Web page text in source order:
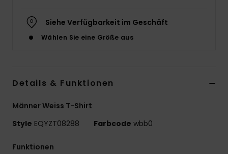
Siehe Verfügbarkeit im Geschäft
Wählen Sie eine Größe aus
Details & Funktionen
Männer Weiss T-Shirt
Style EQYZT08288 Farbcode wbb0
Funktionen